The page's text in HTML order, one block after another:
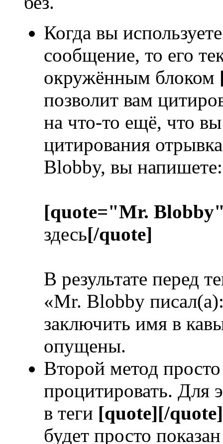
Когда вы
сообщение, то его
окружённым блоком
позволит вам
на что-то ещё, что
цитирования
Blobby, вы напишете:
[quote="Mr.
здесь[/quote]
В результате перед
«Mr. Blobby
заключить имя в
опущены.
Второй метод
процитировать. Для
в теги [quote][/quote]
будет просто